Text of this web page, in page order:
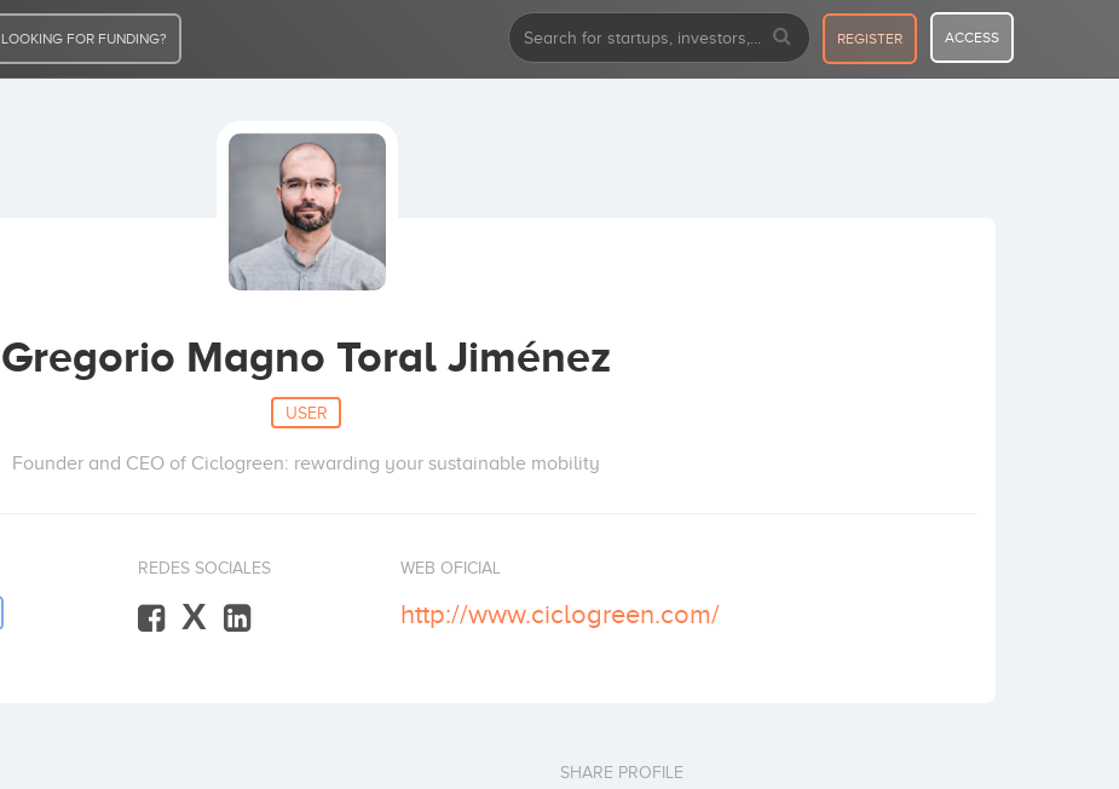
LOOKING FOR FUNDING? REGISTER ACCESS
Gregorio Magno Toral Jiménez
USER
Founder and CEO of Ciclogreen: rewarding your sustainable mobility
REDES SOCIALES
X
WEB OFICIAL
http://www.ciclogreen.com/
SHARE PROFILE